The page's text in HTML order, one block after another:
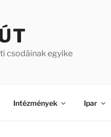
csodáinak egyike
Intézmények Ipar